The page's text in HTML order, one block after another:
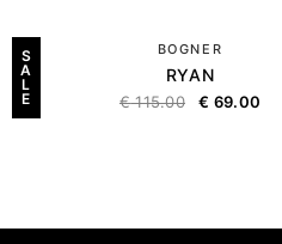
S
A
L
E
BOGNER
RYAN
€115.00 € 69.00